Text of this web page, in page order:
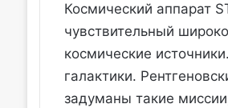
Космический аппарат
чувствительный
космические
галактики.
задуманы такие